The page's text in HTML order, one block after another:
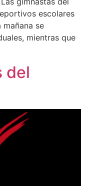
escolares
se
mientras que
del